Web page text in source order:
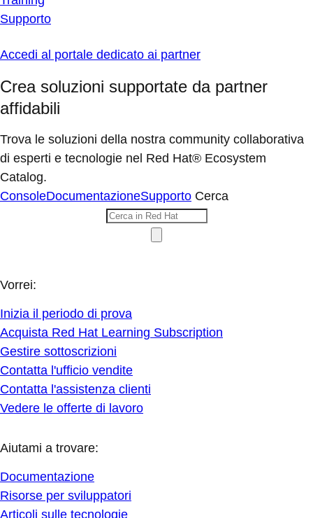
Supporto
Accedi al portale dedicato ai partner
Crea soluzioni supportate da partner
affidabili
Trova le soluzioni della nostra community collaborativa
di esperti e tecnologie nel Red Hat® Ecosystem
Catalog.
ConsoleDocumentazioneSupporto Cerca
Vorrei:
Inizia il periodo di prova
Acquista Red Hat Learning Subscription
Gestire sottoscrizioni
Contatta l'ufficio vendite
Contatta l'assistenza clienti
Vedere le offerte di lavoro
Aiutami a trovare:
Documentazione
Risorse per sviluppatori
Articoli sulle tecnologie